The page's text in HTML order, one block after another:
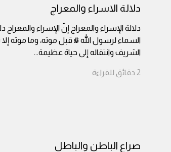
دلالة الاسراء والمعراج
دلالة الإسراء والمعراج إنّ الإسراء والمعراج
السماء لرسول الله ﷺ قبل موته، وما موته
الشريف وانتقاله إلى حياة عظيمة...
2 دقائق للقراءة
صراع الباطن والباطل